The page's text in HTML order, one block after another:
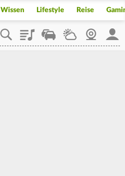
Wissen Lifestyle Reise
PlaylistStaupilotWetterWebcam